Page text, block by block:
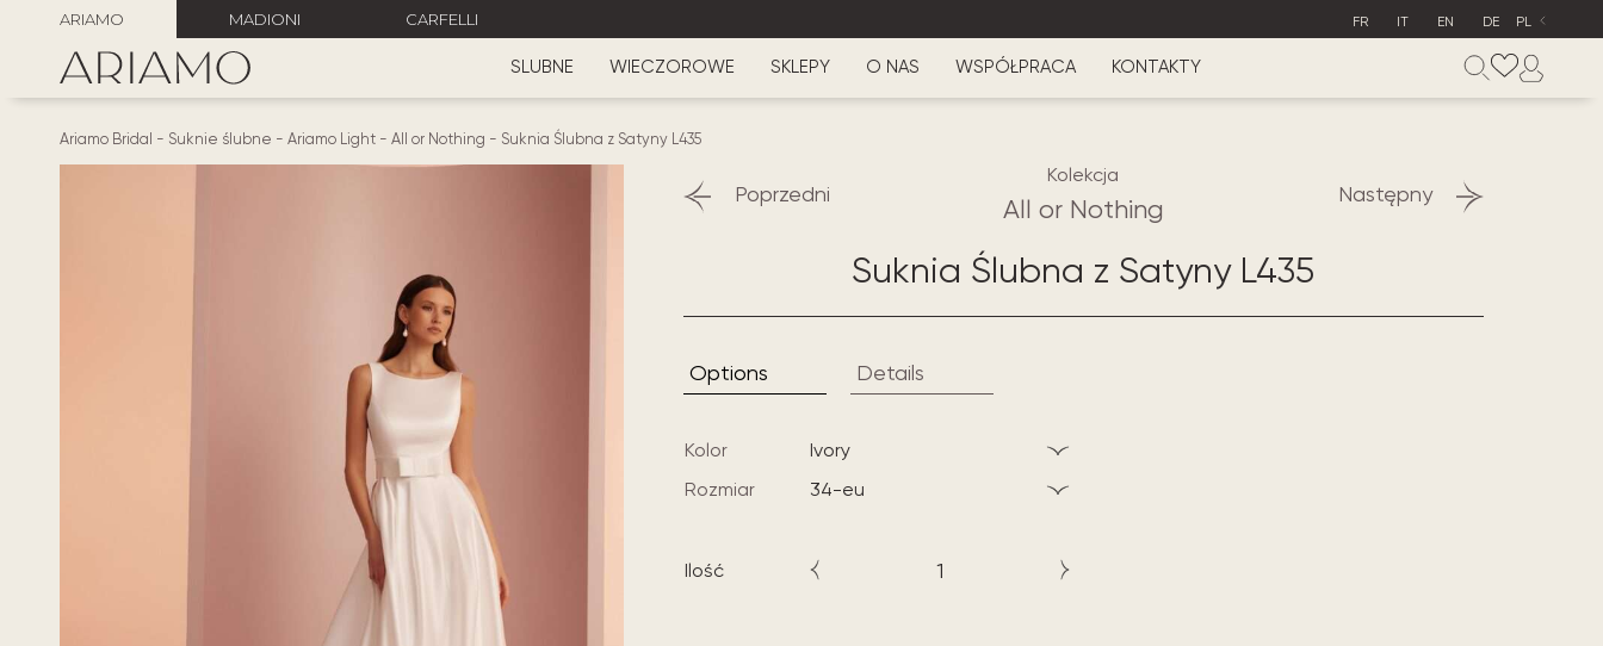
ARIAMO MADIONI CARFELLI FR IT EN DE PL
SLUBNE WIECZOROWE SKLEPY O NAS WSPÓŁPRACA KONTAKTY
Ariamo Bridal - Suknie ślubne - Ariamo Light - All or Nothing - Suknia Ślubna z Satyny L435
Poprzedni Następny
Kolekcja
All or Nothing
Suknia Ślubna z Satyny L435
Options Details
Kolor
ivory
Rozmiar
34-eu
Ilość